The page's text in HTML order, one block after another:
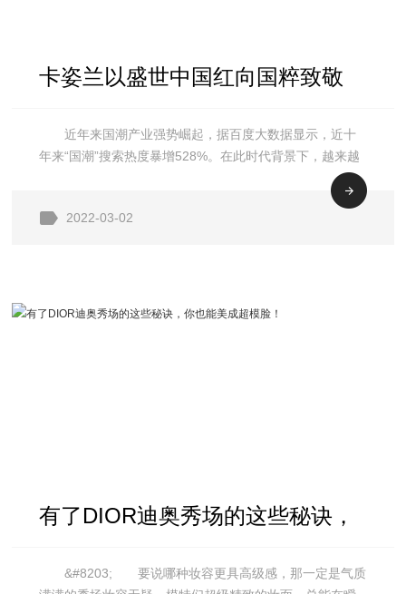
卡姿兰以盛世中国红向国粹致敬
传递国潮之美
近年来国潮产业强势崛起，据百度大数据显示，近十
年来“国潮”搜索热度暴增528%。在此时代背景下，越来越
多的彩妆品牌与传统文化元素进行跨界碰撞，融合创新而
2022-03-02
有了DIOR迪奥秀场的这些秘诀，
你也能美成超模脸！
&#8203; 要说哪种妆容更具高级感，那一定是气质